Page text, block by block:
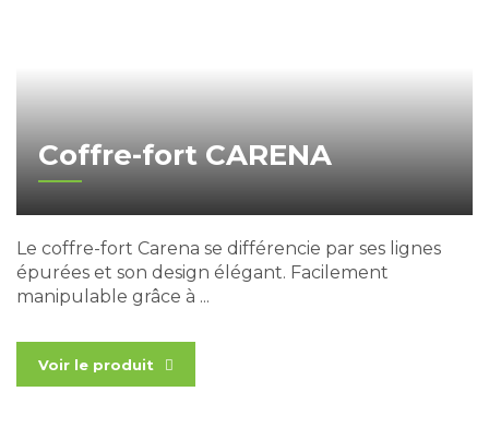
Coffre-fort CARENA
Le coffre-fort Carena se différencie par ses lignes
épurées et son design élégant. Facilement
manipulable grâce à ...
Voir le produit